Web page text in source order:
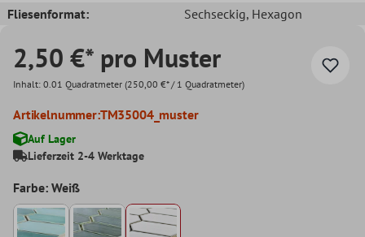
Fliesenformat:
Sechseckig, Hexagon
2,50 €* pro Muster
Inhalt: 0.01 Quadratmeter (250,00 €* / 1 Quadratmeter)
Artikelnummer:TM35004_muster
Auf Lager
Lieferzeit 2-4 Werktage
Farbe: Weiß